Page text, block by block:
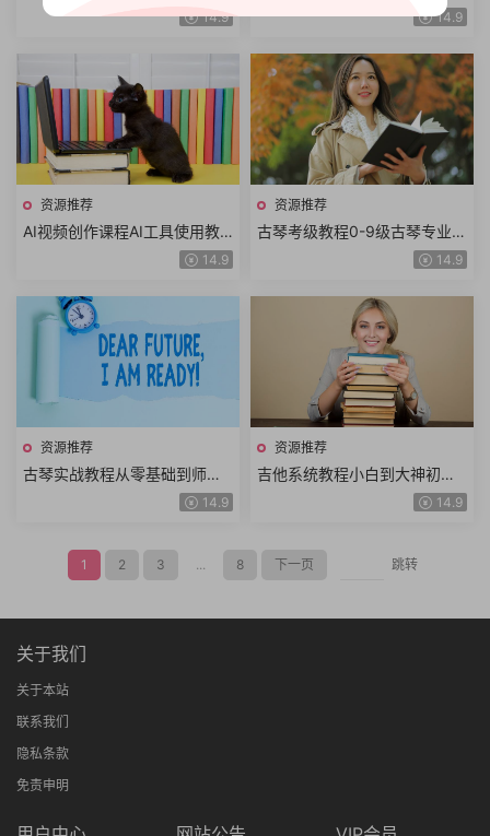
涨粉数字人拍摄数字人工具数14.9
念到高级功能从技术进阶到实
14.9
资源推荐
AI视频创作课程AI工具使用教
学Ai绘画视频剪辑创意视频案
例教学数字创作完全攻略
14.9
资源推荐
古琴考级教程0-9级古琴专业乐
理基本功强化25首琴曲精讲线
14.9
资源推荐
古琴实战教程从零基础到师资
基础指法示范演奏详细教学精
14.9
资源推荐
吉他系统教程小白到大神初级
弹唱基础扒歌即兴solo扫弦实
14.9
1 2 3 ... 8 下一页 跳转
关于我们
关于本站
联系我们
隐私条款
免责申明